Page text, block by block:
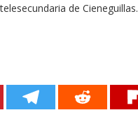
de Cieneguillas.